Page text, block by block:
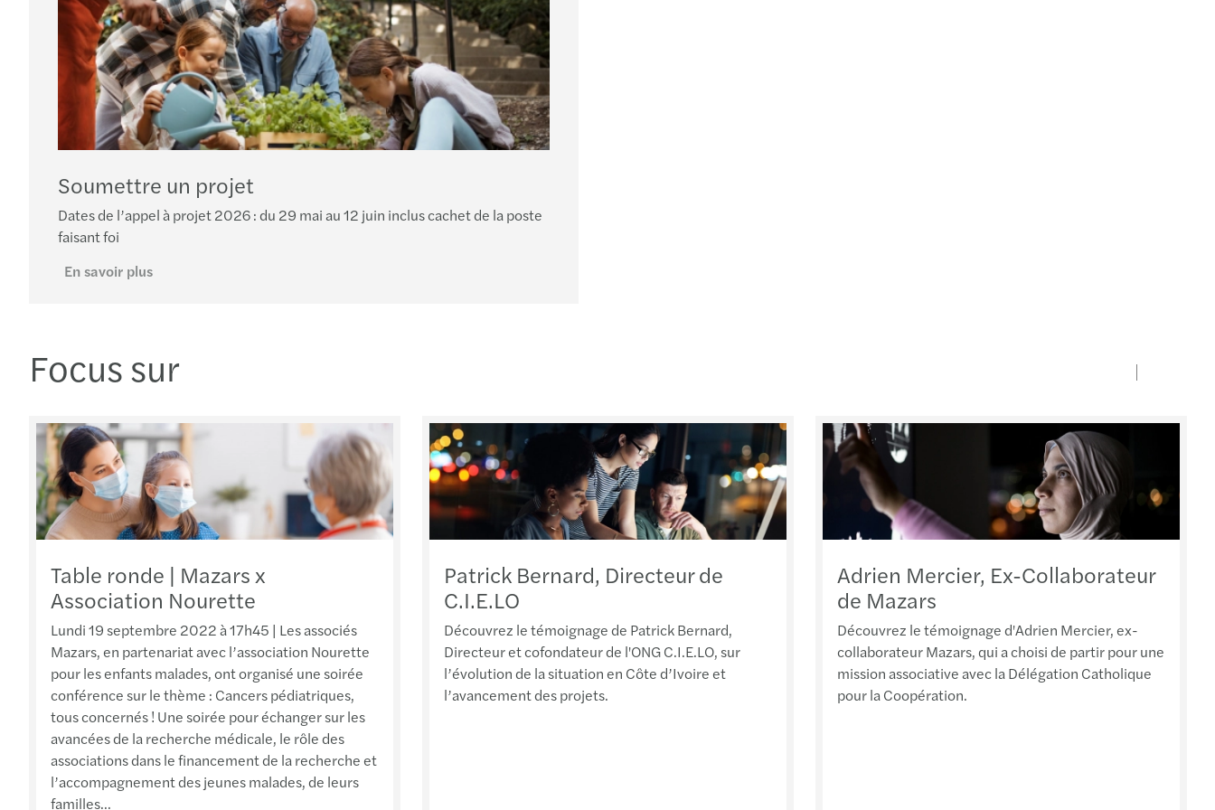
Soumettre un projet
Dates de l’appel à projet 2026 : du 29 mai au 12 juin inclus cachet de la poste
faisant foi
En savoir plus
Focus sur
Table ronde | Mazars x
Association Nourette
Lundi 19 septembre 2022 à 17h45 | Les associés
Mazars, en partenariat avec l’association Nourette
pour les enfants malades, ont organisé une soirée
conférence sur le thème : Cancers pédiatriques,
tous concernés ! Une soirée pour échanger sur les
avancées de la recherche médicale, le rôle des
associations dans le financement de la recherche et
l’accompagnement des jeunes malades, de leurs
familles...
Patrick Bernard, Directeur de
C.I.E.LO
Découvrez le témoignage de Patrick Bernard,
Directeur et cofondateur de l'ONG C.I.E.LO, sur
l’évolution de la situation en Côte d’Ivoire et
l’avancement des projets.
Adrien Mercier, Ex-Collaborateur
de Mazars
Découvrez le témoignage d'Adrien Mercier, ex-
collaborateur Mazars, qui a choisi de partir pour une
mission associative avec la Délégation Catholique
pour la Coopération.